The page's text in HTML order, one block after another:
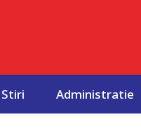
Stiri Administratie